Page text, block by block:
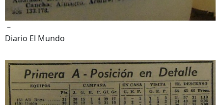
–
Diario El Mundo